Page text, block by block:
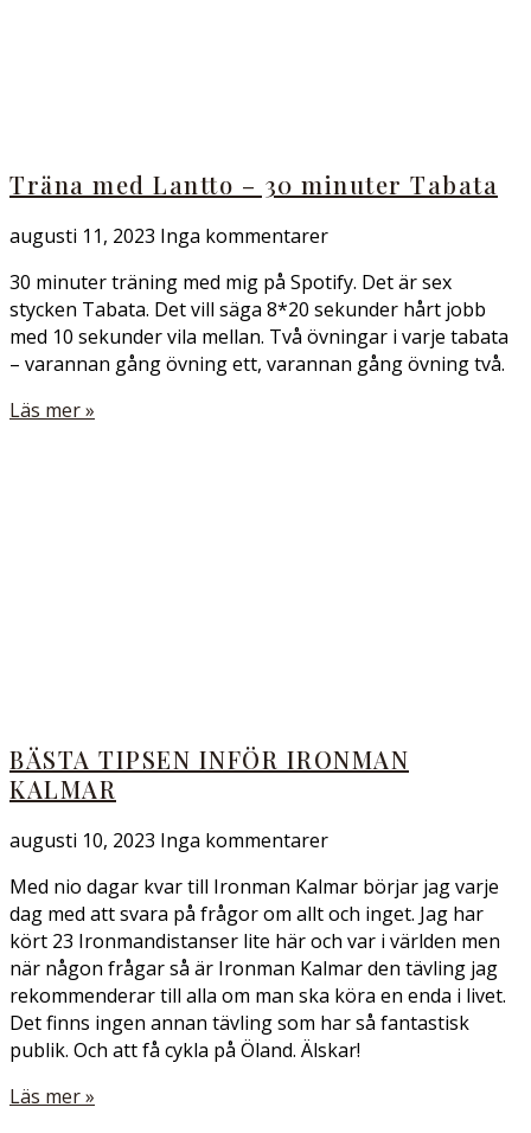
Träna med Lantto – 30 minuter Tabata
augusti 11, 2023 Inga kommentarer
30 minuter träning med mig på Spotify. Det är sex
stycken Tabata. Det vill säga 8*20 sekunder hårt jobb
med 10 sekunder vila mellan. Två övningar i varje tabata
– varannan gång övning ett, varannan gång övning två.
Läs mer »
BÄSTA TIPSEN INFÖR IRONMAN
KALMAR
augusti 10, 2023 Inga kommentarer
Med nio dagar kvar till Ironman Kalmar börjar jag varje
dag med att svara på frågor om allt och inget. Jag har
kört 23 Ironmandistanser lite här och var i världen men
när någon frågar så är Ironman Kalmar den tävling jag
rekommenderar till alla om man ska köra en enda i livet.
Det finns ingen annan tävling som har så fantastisk
publik. Och att få cykla på Öland. Älskar!
Läs mer »